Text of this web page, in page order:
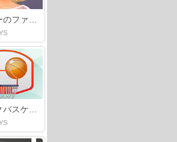
バービーのファッションスタートアップ